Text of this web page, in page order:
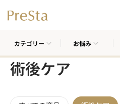
カテゴリー お悩み
術後ケア